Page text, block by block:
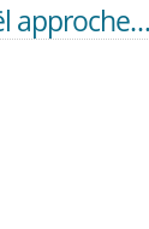
approche…